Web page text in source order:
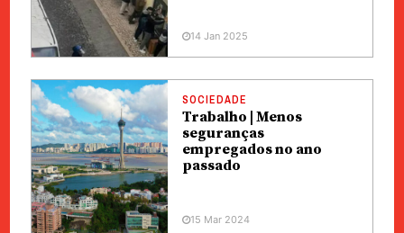
14 Jan 2025
SOCIEDADE
Trabalho | Menos
seguranças
empregados no ano
passado
15 Mar 2024